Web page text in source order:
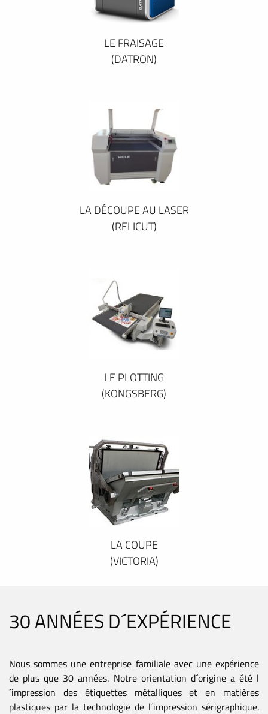
LE FRAISAGE
(DATRON)
LA DÉCOUPE AU LASER
(RELICUT)
LE PLOTTING
(KONGSBERG)
LA COUPE
(VICTORIA)
30 ANNÉES D´EXPÉRIENCE
Nous sommes une entreprise familiale avec une expérience
de plus que 30 années. Notre orientation d´origine a été l
´impression des étiquettes métalliques et en matières
plastiques par la technologie de l´impression sérigraphique.